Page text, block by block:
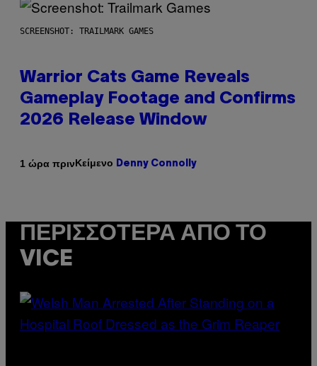
SCREENSHOT: TRAILMARK GAMES
Warrior Cats Game Reveals
Gameplay Footage and Confirms
2026 Release Window
1 ώρα πρινΚείμενο Denny Connolly
ΠΕΡΙΣΣΌΤΕΡΑ ΑΠΌ ΤΟ
VICE